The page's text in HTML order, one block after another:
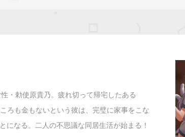
・勅使原貴乃。疲れ切って帰宅したある
ろも金もないという彼は、完璧に家事をこな
になる。二人の不思議な同居生活が始まる！